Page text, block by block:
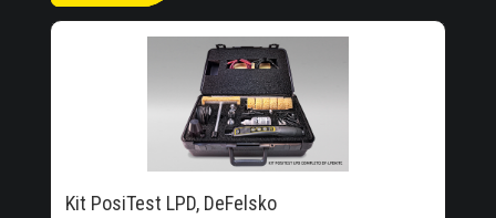
Kit PosiTest LPD, DeFelsko